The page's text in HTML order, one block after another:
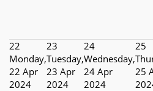
22
Monday,
22 Apr
2024
23
Tuesday,
23 Apr
2024
24
Wednesday,
24 Apr
2024
25
25